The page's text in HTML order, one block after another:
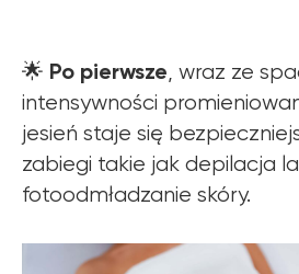
🌟 Po pierwsze, wraz ze
intensywności
jesień staje się
zabiegi takie jak depilacja
fotoodmładzanie skóry.